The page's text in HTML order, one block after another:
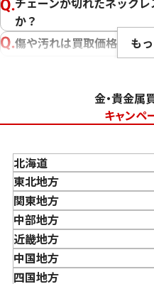
か？
傷や汚れは買取価格に影響
大判・小判、外国金貨、
「金・貴金属の査定」に
「金・貴金属の買取価格
金・貴金属はいつ売るの
が違うって本当ですか？
貴金属の売り時はいつで
も
金・貴金属
キャンペ
北海道
東北地方
青森県
岩手県
宮城県
秋田県
山形県
関東地方
東京都
神奈川県
埼玉県
千葉県
中部地方
新潟県
富山県
石川県
近畿地方
三重県
滋賀県
中国地方
鳥取県
四国地方